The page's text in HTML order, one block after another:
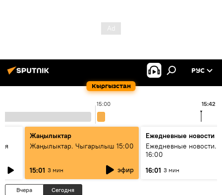
Кыргызстан
РУС
15:00 15:42
Жаңылыктар
Жаңылыктар. Чыгарылыш 15:00
15:01 3 мин эфир
Ежедневные новости
Ежедневные новости.
16:00
16:01 3 мин
Вчера Сегодня